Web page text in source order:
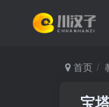
首页
宝